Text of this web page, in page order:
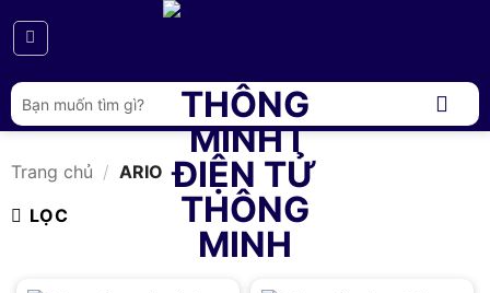
qua
dung
Tìm
kiếm:
Trang chủ / ARIO
LỌC